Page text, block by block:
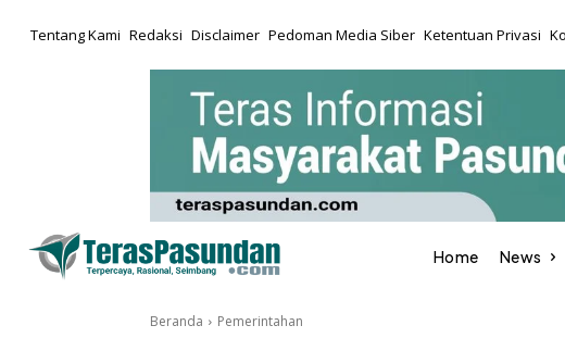
Tentang Kami Redaksi Disclaimer Pedoman Media Siber Ketentuan Privasi
Home News
Beranda Pemerintahan